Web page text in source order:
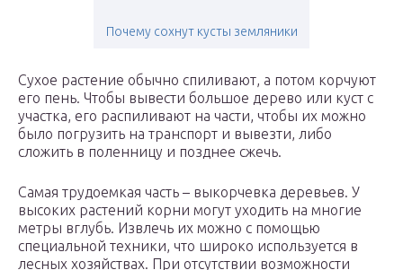
Почему сохнут кусты земляники
Сухое растение обычно спиливают, а потом корчуют
его пень. Чтобы вывести большое дерево или куст с
участка, его распиливают на части, чтобы их можно
было погрузить на транспорт и вывезти, либо
сложить в поленницу и позднее сжечь.
Самая трудоемкая часть – выкорчевка деревьев. У
высоких растений корни могут уходить на многие
метры вглубь. Извлечь их можно с помощью
специальной техники, что широко используется в
лесных хозяйствах. При отсутствии возможности